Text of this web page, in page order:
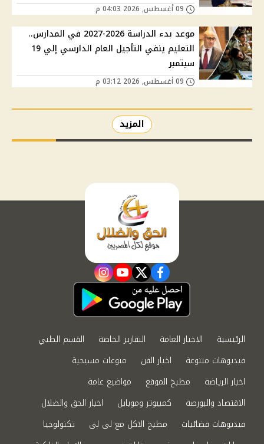
موعد بدء الدراسة 2026-2027 في المدارس..
التعليم ينفي التأجيل العام الدارسي إلي 19
سبتمبر
المزيد
facebook
twitter
youtube
instagram
الرئيسية الاخبار العامة التقارير الخاصة
القسم الطبي
فيديوهات متنوعة
اخبار الفن
منوعات مسيحية
اخبار الرياضة
مطبخ الموقع
مواضيع عامة
الاقتصاد والبورصة
كمبيوتر وموبايل
اخبار الحق والضلال
فيديوهات فضائيات
مطبخ الاكل مع لى لى
تكنولوجيا